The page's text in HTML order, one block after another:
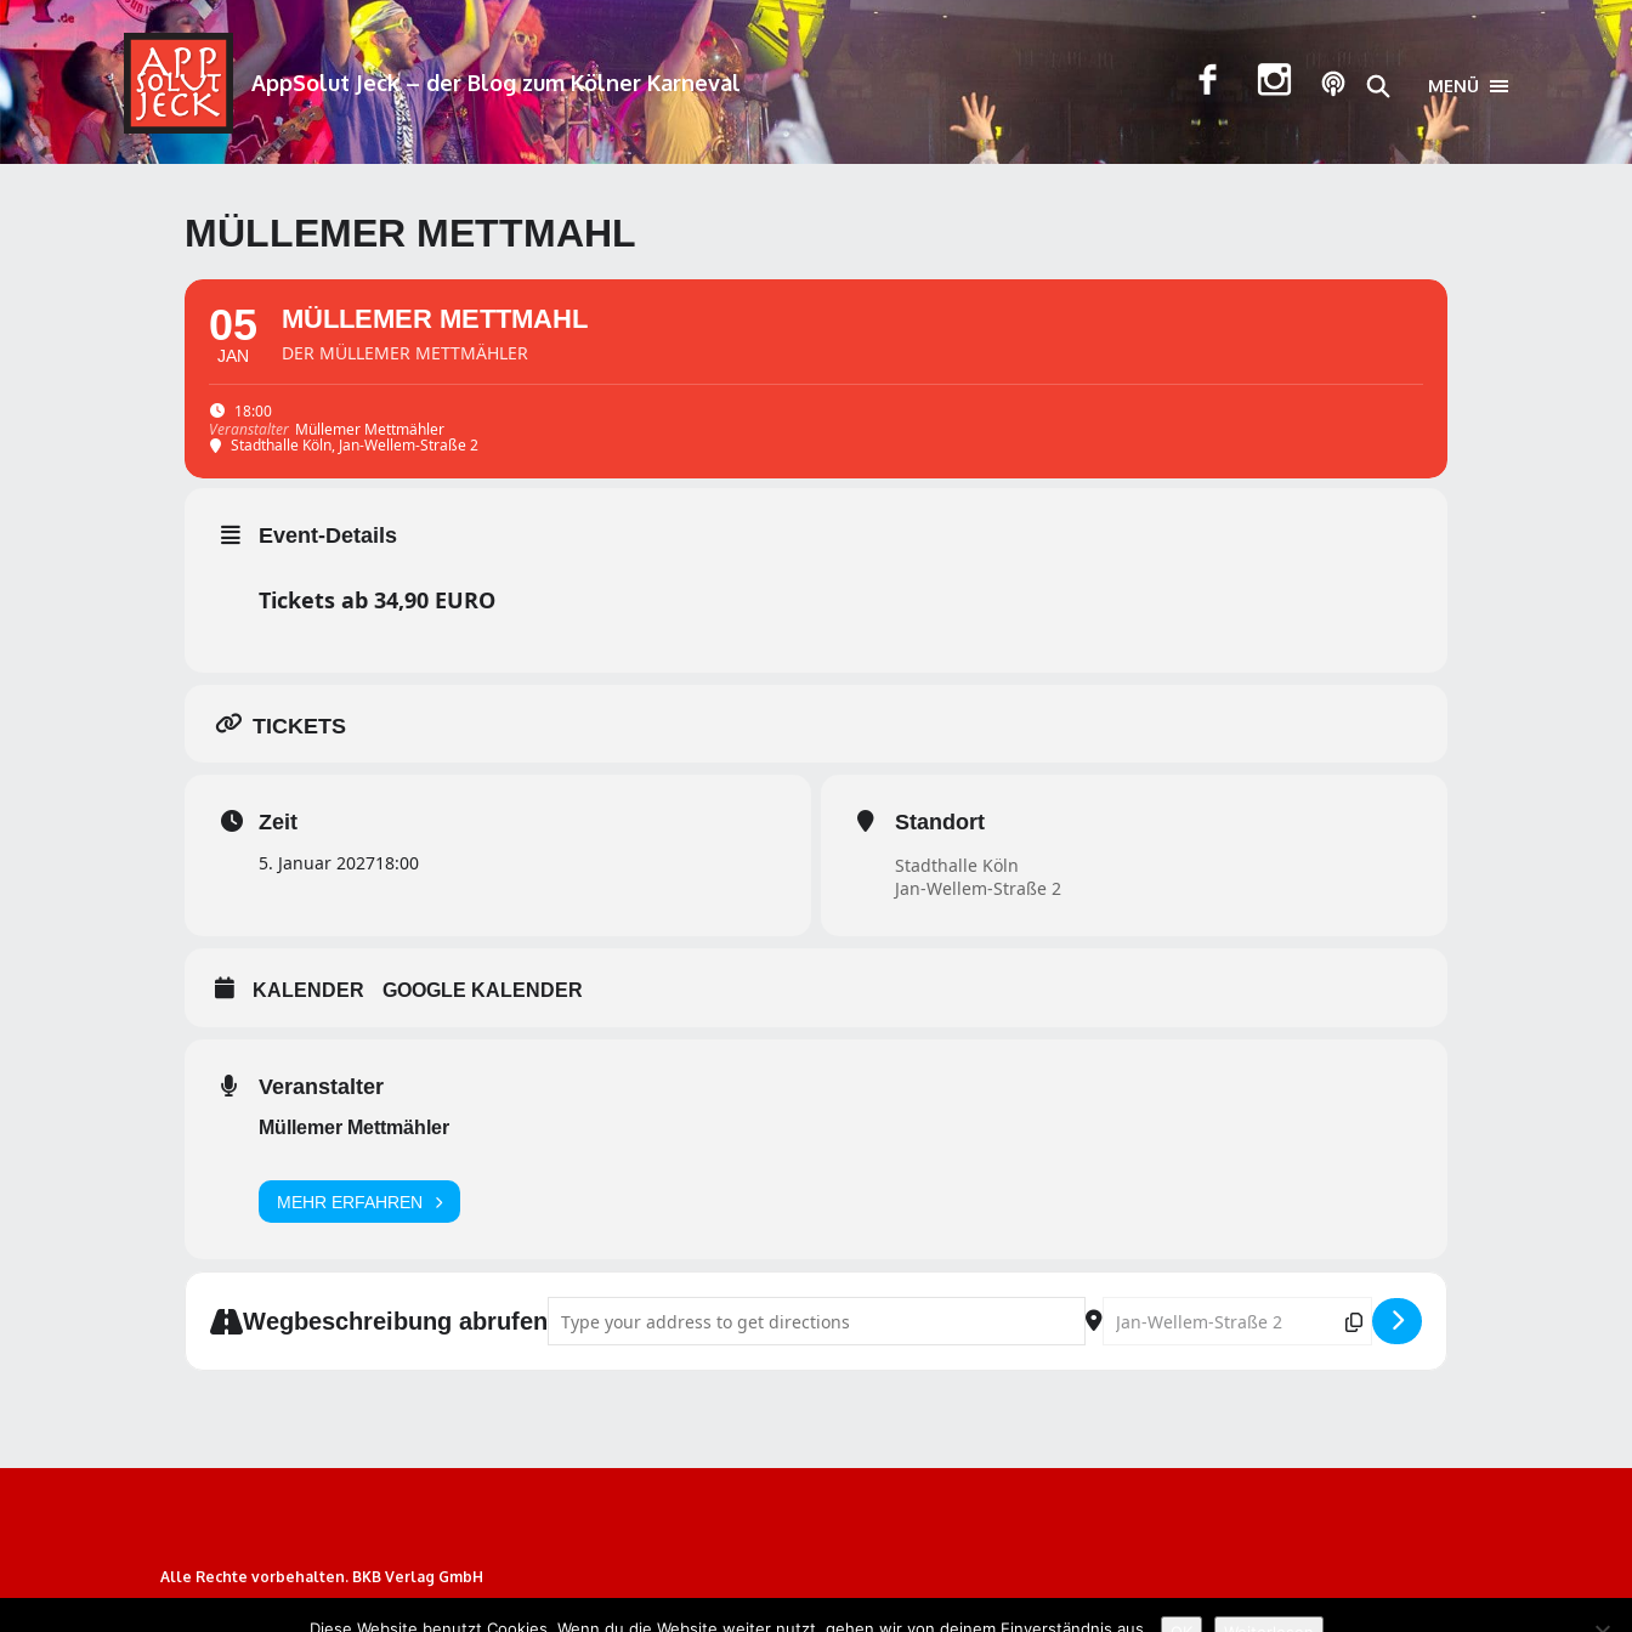
AppSolut Jeck – der Blog zum Kölner Karneval MENÜ TOGGLE
MÜLLEMER METTMAHL
18:00
Veranstalter Müllemer Mettmähler
Stadthalle Köln, Jan-Wellem-Straße 2
05
JAN
MÜLLEMER METTMAHL
DER MÜLLEMER METTMÄHLER
Event-Details
Tickets ab 34,90 EURO
TICKETS
Zeit
5. Januar 202718:00
Standort
Stadthalle Köln
Jan-Wellem-Straße 2
KALENDER GOOGLE KALENDER
Veranstalter
Müllemer Mettmähler
MEHR ERFAHREN
Wegbeschreibung abrufen
Destination Address - Müllemer Mettmahl [m8c0o8JKJ]
Alle Rechte vorbehalten. BKB Verlag GmbH